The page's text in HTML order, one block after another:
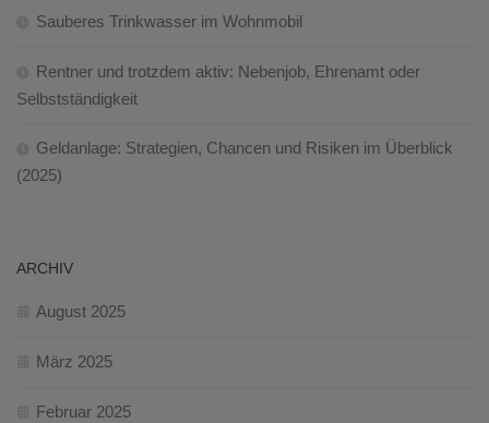
Sauberes Trinkwasser im Wohnmobil
Rentner und trotzdem aktiv: Nebenjob, Ehrenamt oder
Selbstständigkeit
Geldanlage: Strategien, Chancen und Risiken im Überblick
(2025)
ARCHIV
August 2025
März 2025
Februar 2025